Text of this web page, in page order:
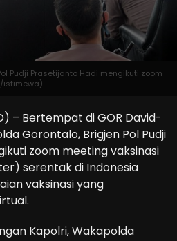
Pudji Prasetijanto Hadi mengikuti zoom
istimewa)
– Bertempat di GOR David-
Gorontalo, Brigjen Pol Pudji
zoom meeting vaksinasi
serentak di Indonesia
vaksinasi yang
Kapolri, Wakapolda